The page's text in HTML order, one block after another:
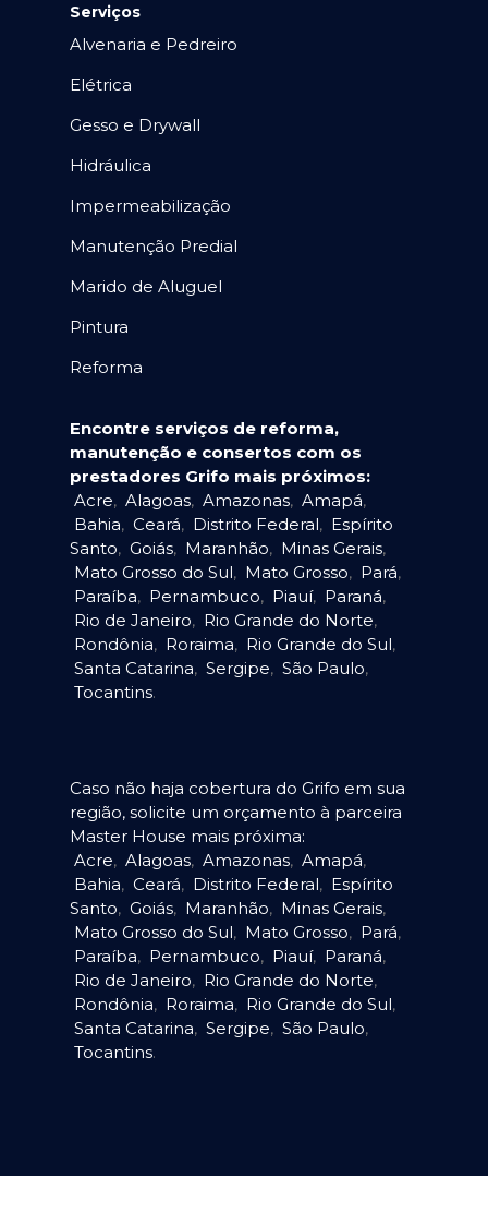
Serviços
Alvenaria e Pedreiro
Elétrica
Gesso e Drywall
Hidráulica
Impermeabilização
Manutenção Predial
Marido de Aluguel
Pintura
Reforma
Encontre serviços de reforma,
manutenção e consertos com os
prestadores Grifo mais próximos:
Acre, Alagoas, Amazonas, Amapá,
Bahia, Ceará, Distrito Federal, Espírito
Santo, Goiás, Maranhão, Minas Gerais,
Mato Grosso do Sul, Mato Grosso, Pará,
Paraíba, Pernambuco, Piauí, Paraná,
Rio de Janeiro, Rio Grande do Norte,
Rondônia, Roraima, Rio Grande do Sul,
Santa Catarina, Sergipe, São Paulo,
Tocantins.
Caso não haja cobertura do Grifo em sua
região, solicite um orçamento à parceira
Master House mais próxima:
Acre, Alagoas, Amazonas, Amapá,
Bahia, Ceará, Distrito Federal, Espírito
Santo, Goiás, Maranhão, Minas Gerais,
Mato Grosso do Sul, Mato Grosso, Pará,
Paraíba, Pernambuco, Piauí, Paraná,
Rio de Janeiro, Rio Grande do Norte,
Rondônia, Roraima, Rio Grande do Sul,
Santa Catarina, Sergipe, São Paulo,
Tocantins.